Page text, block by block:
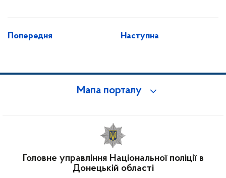
Попередня Наступна
Мапа порталу
Головне управління Національної поліції в
Донецькій області